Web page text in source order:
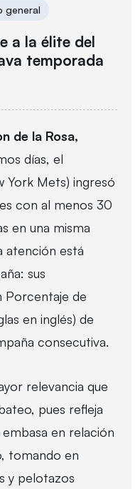
general
a la élite del
temporada
de la Rosa,
días, el
York Mets) ingresó
con al menos 30
en una misma
atención está
sus
Porcentaje de
en inglés) de
consecutiva.
relevancia que
pues refleja
en relación
tomando en
y pelotazos